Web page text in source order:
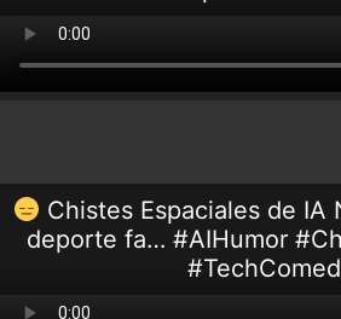
Chistes Espaciales de IA
deporte fa… #AIHumor